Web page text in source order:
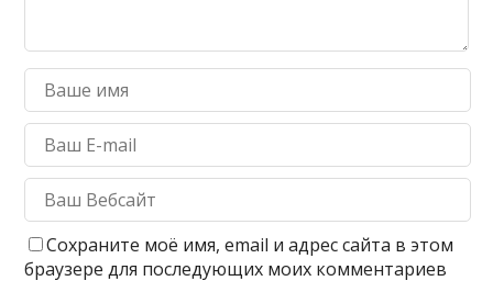
Сохраните моё имя, email и адрес сайта в этом
браузере для последующих моих комментариев